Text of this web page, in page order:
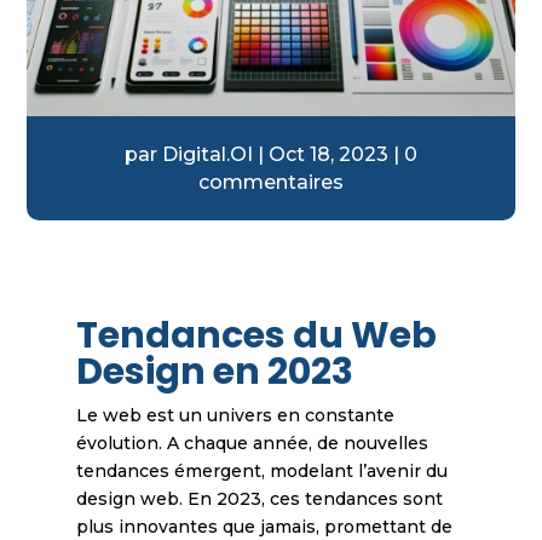
par Digital.OI | Oct 18, 2023 | 0
commentaires
Tendances du Web
Design en 2023
Le web est un univers en constante
évolution. A chaque année, de nouvelles
tendances émergent, modelant l’avenir du
design web. En 2023, ces tendances sont
plus innovantes que jamais, promettant de